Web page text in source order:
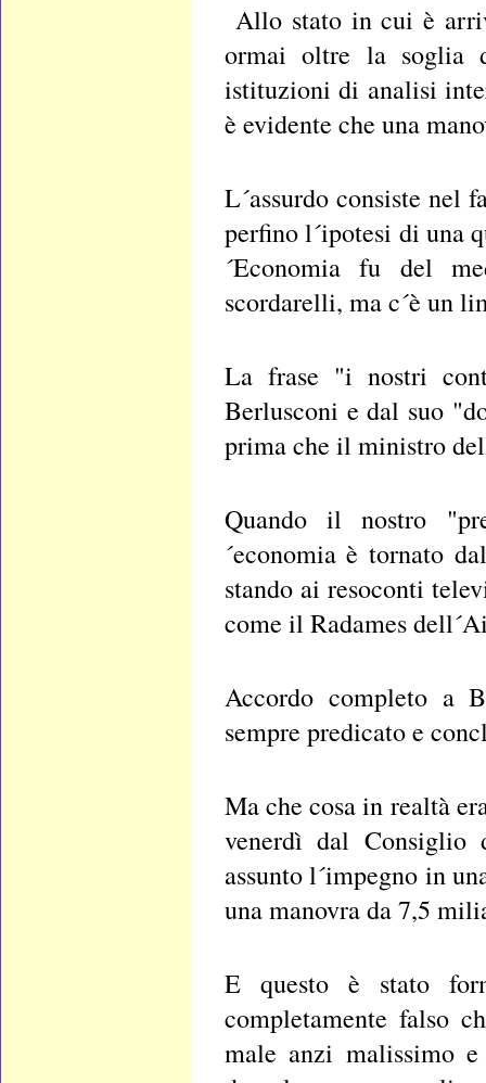
Allo stato in cui è
ormai oltre la soglia
istituzioni di analisi
è evidente che una
L´assurdo consiste nel
perfino l´ipotesi di una
´Economia fu del
scordarelli, ma c´è un
La frase "i nostri
Berlusconi e dal suo
prima che il ministro
Quando il nostro
´economia è tornato
stando ai resoconti
come il Radames
Accordo completo a
sempre predicato e
Ma che cosa in realtà
venerdì dal Consiglio
assunto l´impegno in
una manovra da 7,5
E questo è stato
completamente falso
male anzi malissimo